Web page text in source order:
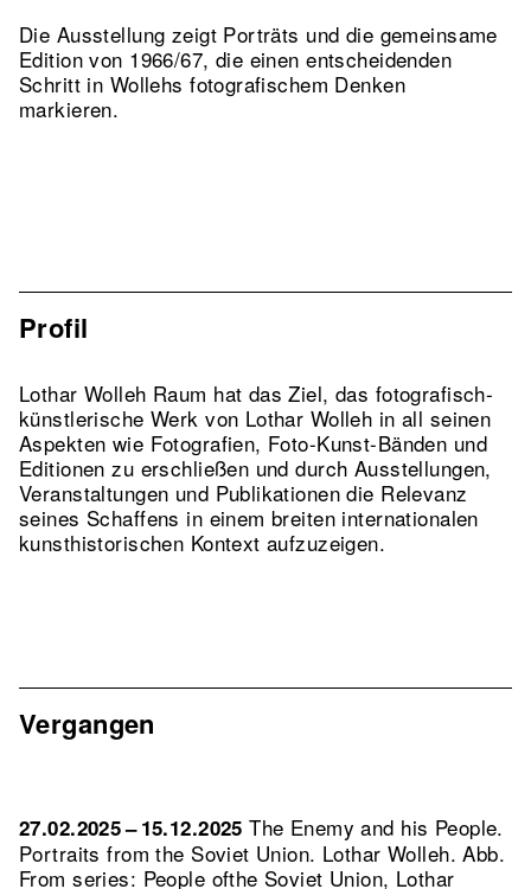
Die Ausstellung zeigt Porträts und die gemeinsame
Edition von 1966/67, die einen entscheidenden
Schritt in Wollehs fotografischem Denken
markieren.
Profil
Lothar Wolleh Raum hat das Ziel, das fotografisch-
künstlerische Werk von Lothar Wolleh in all seinen
Aspekten wie Fotografien, Foto-Kunst-Bänden und
Editionen zu erschließen und durch Ausstellungen,
Veranstaltungen und Publikationen die Relevanz
seines Schaffens in einem breiten internationalen
kunsthistorischen Kontext aufzuzeigen.
Vergangen
27.02.2025 – 15.12.2025The Enemy and his People.
Portraits from the Soviet Union. Lothar Wolleh.Abb.
From series: People ofthe Soviet Union, Lothar